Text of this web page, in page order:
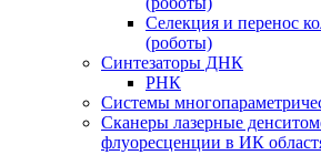
Селекция и перенос
(роботы)
Синтезаторы ДНК
РНК
Системы
Сканеры лазерные
флуоресценции в ИК